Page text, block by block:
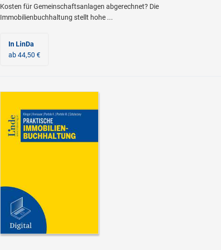
Kosten für Gemeinschaftsanlagen abgerechnet? Die
Immobilienbuchhaltung stellt hohe ...
In LinDa
ab 44,50 €